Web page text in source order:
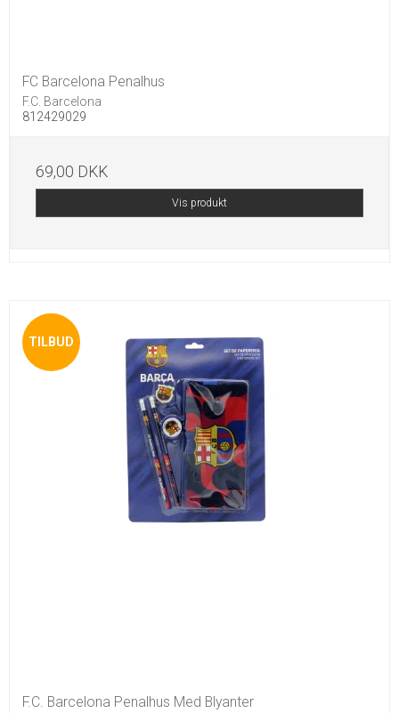
FC Barcelona Penalhus
F.C. Barcelona
812429029
69,00 DKK
Vis produkt
TILBUD
F.C. Barcelona Penalhus Med Blyanter